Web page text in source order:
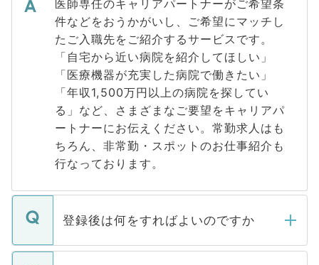
医師専任のキャリアパートナーがご希望条
件などをおうかがいし、ご希望にマッチし
たご入職先をご紹介するサービスです。
「自宅から近い病院を紹介してほしい」
「医療機器が充実した病院で働きたい」
「年収1,500万円以上の病院を探してい
る」など、さまざまなご要望をキャリアパ
ートナーにお伝えください。常勤求人はも
ちろん、非常勤・スポットのお仕事紹介も
行なっております。
登録後は何をすればよいのですか
ご登録いただきましたら、弊社担当者がご